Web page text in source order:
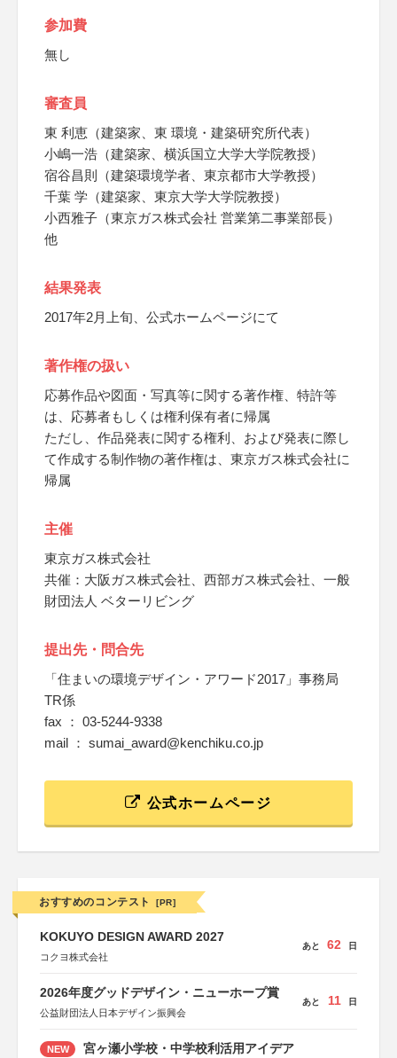
参加費
無し
審査員
東 利恵（建築家、東 環境・建築研究所代表）
小嶋一浩（建築家、横浜国立大学大学院教授）
宿谷昌則（建築環境学者、東京都市大学教授）
千葉 学（建築家、東京大学大学院教授）
小西雅子（東京ガス株式会社 営業第二事業部長）
他
結果発表
2017年2月上旬、公式ホームページにて
著作権の扱い
応募作品や図面・写真等に関する著作権、特許等
は、応募者もしくは権利保有者に帰属
ただし、作品発表に関する権利、および発表に際し
て作成する制作物の著作権は、東京ガス株式会社に
帰属
主催
東京ガス株式会社
共催：大阪ガス株式会社、西部ガス株式会社、一般
財団法人 ベターリビング
提出先・問合先
「住まいの環境デザイン・アワード2017」事務局
TR係
fax ： 03-5244-9338
mail ： sumai_award@kenchiku.co.jp
公式ホームページ
おすすめのコンテスト [PR]
KOKUYO DESIGN AWARD 2027
コクヨ株式会社
あと 62 日
2026年度グッドデザイン・ニューホープ賞
公益財団法人日本デザイン振興会
あと 11 日
NEW 宮ヶ瀬小学校・中学校利活用アイデア